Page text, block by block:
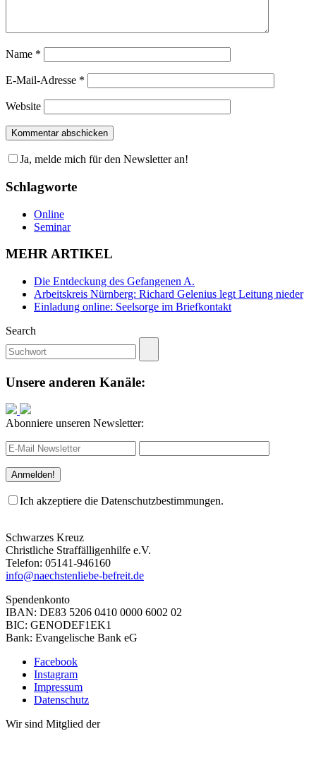
Name *
E-Mail-Adresse *
Website
Ja, melde mich für den Newsletter an!
Schlagworte
Online
Seminar
MEHR ARTIKEL
Die Entdeckung des Gefangenen A.
Arbeitskreis Nürnberg: Richard Gelenius legt Leitung nieder
Einladung online: Seelsorge im Briefkontakt
Search
Unsere anderen Kanäle:
Abonniere unseren Newsletter:
Ich akzeptiere die Datenschutzbestimmungen.
Schwarzes Kreuz
Christliche Straffälligenhilfe e.V.
Telefon: 05141-946160
info@naechstenliebe-befreit.de
Spendenkonto
IBAN: DE83 5206 0410 0000 6002 02
BIC: GENODEF1EK1
Bank: Evangelische Bank eG
Facebook
Instagram
Impressum
Datenschutz
Wir sind Mitglied der